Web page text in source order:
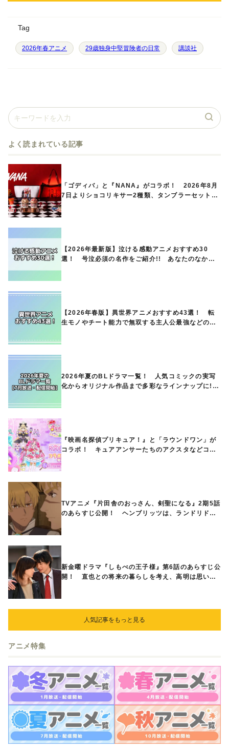
Tag
2026年春アニメ 29歳独身中堅冒険者の日常 講談社
よく読まれている記事
「ゴディバ」と『NANA』がコラボ！ 2026年8月
7日よりショコリキサー2種類、タンブラーセットな
【2026年最新版】泣ける感動アニメおすすめ30
選！ 号泣必須の名作をご紹介!! あなたのなかの
【2026年春版】異世界アニメおすすめ43選！ 転
生モノやチート能力で無双する主人公最強などの人
2026年夏のBLドラマ一覧！ 人気コミックの実写
化からオリジナル作品まで多彩なラインナップに!!
『映画名探偵プリキュア！』と「ラウンドワン」が
コラボ！ キュアアンサーたちのアクスタなどコラ
TVアニメ『片田舎のおっさん、剣聖になる』2期5話
のあらすじ公開！ ヘンブリッツは、ランドリドに
新金曜ドラマ『しもべの王子様』第6話のあらすじ公
開！ 直也との将来の暮らしを考え、高明は思い切
人気記事をもっと見る
アニメ特集